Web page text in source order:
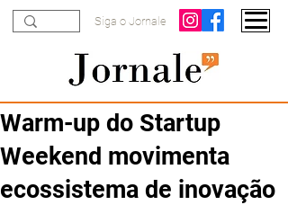
Siga o Jornale
Warm-up do Startup
Weekend movimenta
ecossistema de inovação